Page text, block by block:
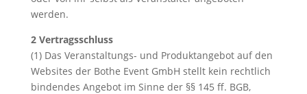
werden.
2 Vertragsschluss
(1) Das Veranstaltungs- und Produktangebot auf den
Websites der Bothe Event GmbH stellt kein rechtlich
bindendes Angebot im Sinne der §§ 145 ff. BGB,